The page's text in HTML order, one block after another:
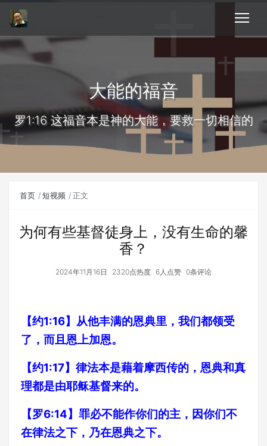
大能的福音
罗1:16 这福音本是神的大能，要救一切相信的
首页 短视频 正文
为何有些基督徒身上，没有生命的馨
香？
2024年11月16日 2320点热度 6人点赞 0条评论
【约1:16】从他丰满的恩典里，我们都领受
了，而且恩上加恩。
【约1:17】律法本是藉着摩西传的，恩典和真
理都是由耶稣基督来的。
【罗6:14】罪必不能作你们的主，因你们不
在律法之下，乃在恩典之下。